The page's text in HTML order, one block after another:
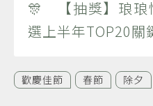
🎊 【抽獎】琅琅
選上半年TOP20關
歡慶佳節 春節 除夕